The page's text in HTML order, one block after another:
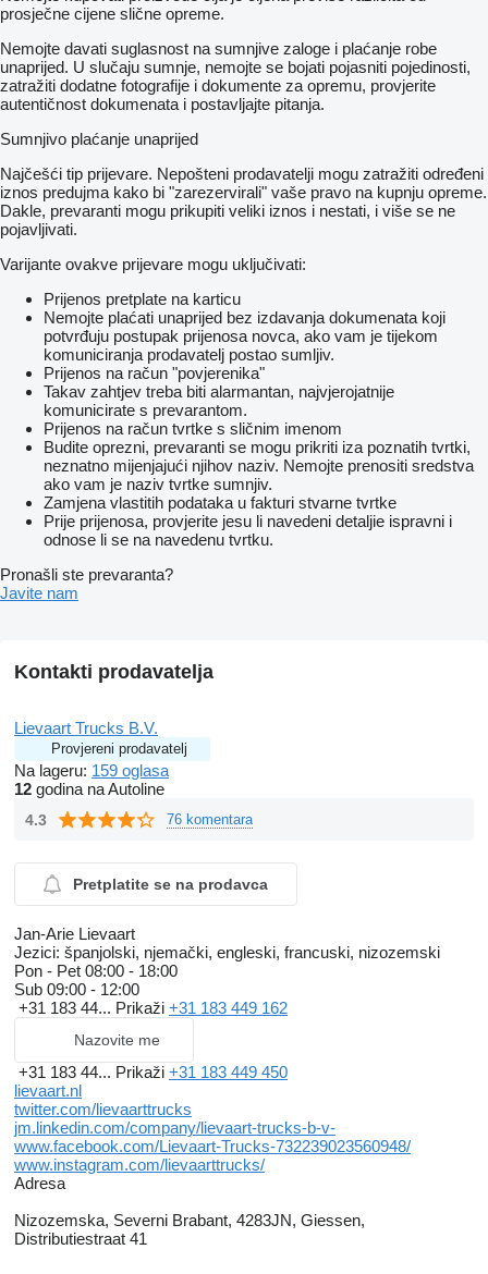
prosječne cijene slične opreme.
Nemojte davati suglasnost na sumnjive zaloge i plaćanje robe
unaprijed. U slučaju sumnje, nemojte se bojati pojasniti pojedinosti,
zatražiti dodatne fotografije i dokumente za opremu, provjerite
autentičnost dokumenata i postavljajte pitanja.
Sumnjivo plaćanje unaprijed
Najčešći tip prijevare. Nepošteni prodavatelji mogu zatražiti određeni
iznos predujma kako bi "zarezervirali" vaše pravo na kupnju opreme.
Dakle, prevaranti mogu prikupiti veliki iznos i nestati, i više se ne
pojavljivati.
Varijante ovakve prijevare mogu uključivati:
Prijenos pretplate na karticu
Nemojte plaćati unaprijed bez izdavanja dokumenata koji
potvrđuju postupak prijenosa novca, ako vam je tijekom
komuniciranja prodavatelj postao sumljiv.
Prijenos na račun "povjerenika"
Takav zahtjev treba biti alarmantan, najvjerojatnije
komunicirate s prevarantom.
Prijenos na račun tvrtke s sličnim imenom
Budite oprezni, prevaranti se mogu prikriti iza poznatih tvrtki,
neznatno mijenjajući njihov naziv. Nemojte prenositi sredstva
ako vam je naziv tvrtke sumnjiv.
Zamjena vlastitih podataka u fakturi stvarne tvrtke
Prije prijenosa, provjerite jesu li navedeni detaljie ispravni i
odnose li se na navedenu tvrtku.
Pronašli ste prevaranta?
Javite nam
Kontakti prodavatelja
Lievaart Trucks B.V.
Provjereni prodavatelj
Na lageru: 159 oglasa
12 godina na Autoline
4.3 76 komentara
Pretplatite se na prodavca
Jan-Arie Lievaart
Jezici: španjolski, njemački, engleski, francuski, nizozemski
Pon - Pet 08:00 - 18:00
Sub 09:00 - 12:00
+31 183 44... Prikaži +31 183 449 162
Nazovite me
+31 183 44... Prikaži +31 183 449 450
lievaart.nl
twitter.com/lievaarttrucks
jm.linkedin.com/company/lievaart-trucks-b-v-
www.facebook.com/Lievaart-Trucks-732239023560948/
www.instagram.com/lievaarttrucks/
Adresa
Nizozemska, Severni Brabant, 4283JN, Giessen,
Distributiestraat 41